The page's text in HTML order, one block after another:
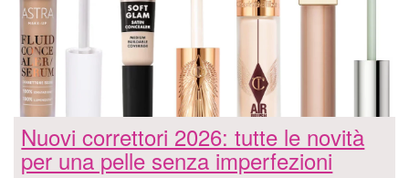
Nuovi correttori 2026: tutte le novità
per una pelle senza imperfezioni